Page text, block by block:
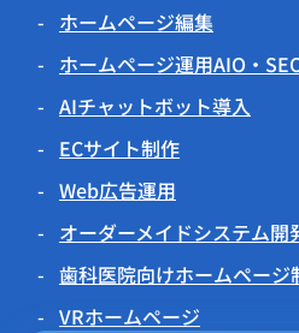
ホームページ編集
ホームページ運用AIO・
AIチャットボット導入
ECサイト制作
Web広告運用
オーダーメイドシステム開
歯科医院向けホームページ
VRホームページ